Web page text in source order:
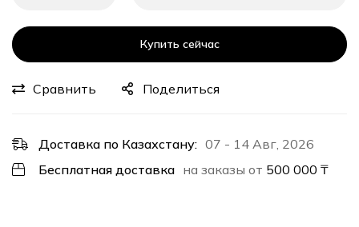
Купить сейчас
Сравнить Поделиться
Доставка по Казахстану: 07 - 14 Авг, 2026
Бесплатная доставка на заказы от 500 000 ₸